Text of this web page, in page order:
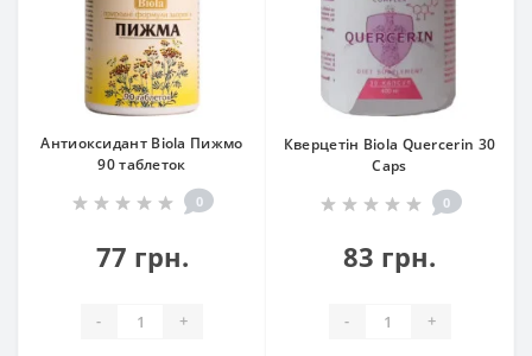
Антиоксидант Biola Пижмо
90 таблеток
0
77 грн.
- +
Кверцетін Biola Quercerin 30
Caps
0
83 грн.
- +